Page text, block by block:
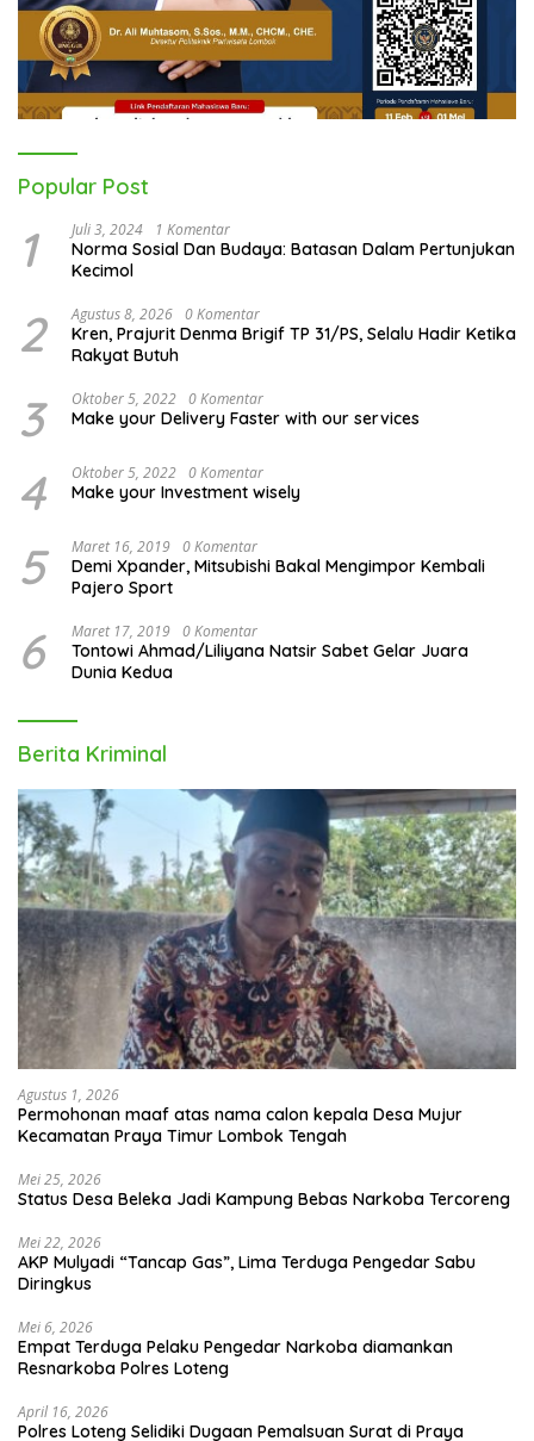
Popular Post
1 Juli 3, 2024 1 Komentar
Norma Sosial Dan Budaya: Batasan Dalam Pertunjukan
Kecimol
2 Agustus 8, 2026 0 Komentar
Kren, Prajurit Denma Brigif TP 31/PS, Selalu Hadir Ketika
Rakyat Butuh
3 Oktober 5, 2022 0 Komentar
Make your Delivery Faster with our services
4 Oktober 5, 2022 0 Komentar
Make your Investment wisely
5 Maret 16, 2019 0 Komentar
Demi Xpander, Mitsubishi Bakal Mengimpor Kembali
Pajero Sport
6 Maret 17, 2019 0 Komentar
Tontowi Ahmad/Liliyana Natsir Sabet Gelar Juara
Dunia Kedua
Berita Kriminal
Agustus 1, 2026
Permohonan maaf atas nama calon kepala Desa Mujur
Kecamatan Praya Timur Lombok Tengah
Mei 25, 2026
Status Desa Beleka Jadi ‎Kampung Bebas Narkoba Tercoreng
Mei 22, 2026
AKP Mulyadi “Tancap Gas”, Lima Terduga Pengedar Sabu
Diringkus
Mei 6, 2026
Empat Terduga Pelaku Pengedar Narkoba diamankan
Resnarkoba Polres Loteng
April 16, 2026
Polres Loteng Selidiki Dugaan Pemalsuan Surat di Praya